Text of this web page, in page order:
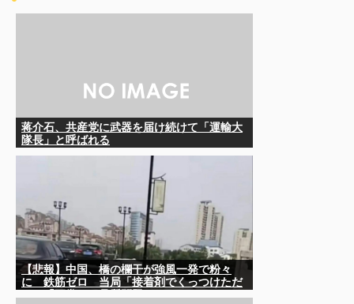
蒋介石、共産党に武器を届け続けて「運輸大
隊長」と呼ばれる
【悲報】中国、橋の欄干が強風一発で粉々
に 鉄筋ゼロ 当局「接着剤でくっつけただ